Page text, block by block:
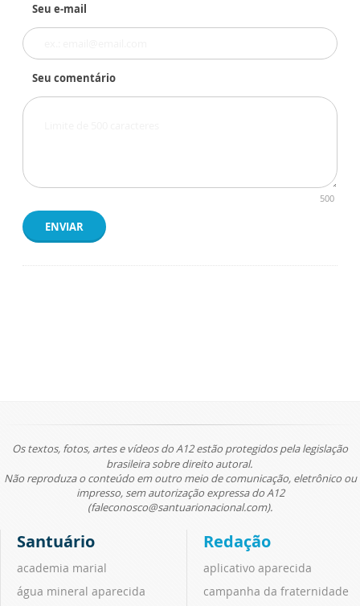
Seu e-mail
Seu comentário
500
ENVIAR
Os textos, fotos, artes e vídeos do A12 estão protegidos pela legislação
brasileira sobre direito autoral.
Não reproduza o conteúdo em outro meio de comunicação, eletrônico ou
impresso, sem autorização expressa do A12
(faleconosco@santuarionacional.com).
Santuário
academia marial
água mineral aparecida
Redação
aplicativo aparecida
campanha da fraternidade